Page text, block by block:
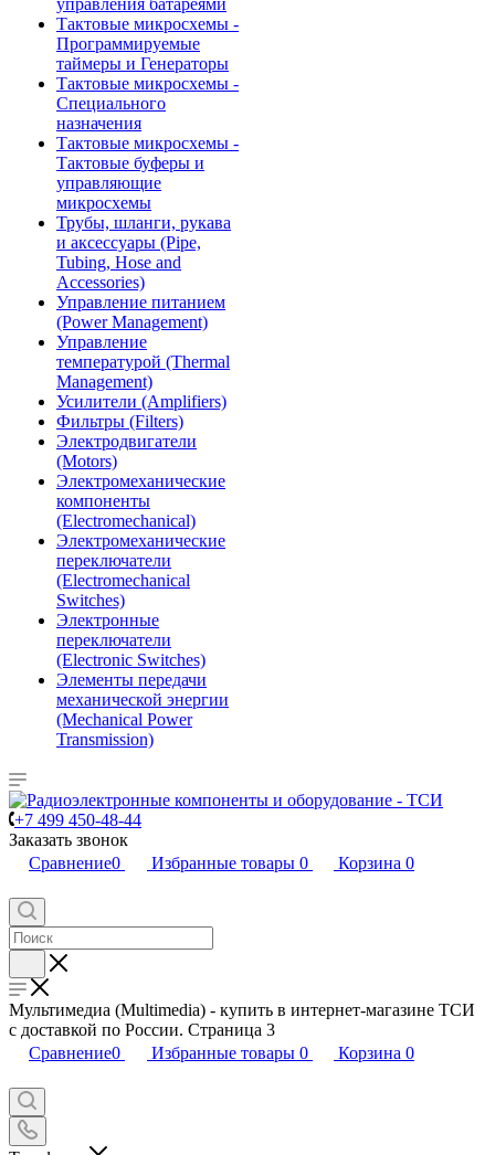
управления батареями
Тактовые микросхемы -
Программируемые
таймеры и Генераторы
Тактовые микросхемы -
Специального
назначения
Тактовые микросхемы -
Тактовые буферы и
управляющие
микросхемы
Трубы, шланги, рукава
и аксессуары (Pipe,
Tubing, Hose and
Accessories)
Управление питанием
(Power Management)
Управление
температурой (Thermal
Management)
Усилители (Amplifiers)
Фильтры (Filters)
Электродвигатели
(Motors)
Электромеханические
компоненты
(Electromechanical)
Электромеханические
переключатели
(Electromechanical
Switches)
Электронные
переключатели
(Electronic Switches)
Элементы передачи
механической энергии
(Mechanical Power
Transmission)
+7 499 450-48-44
Заказать звонок
Сравнение0 Избранные товары 0 Корзина 0
Мультимедиа (Multimedia) - купить в интернет-магазине ТСИ
с доставкой по России. Страница 3
Сравнение0 Избранные товары 0 Корзина 0